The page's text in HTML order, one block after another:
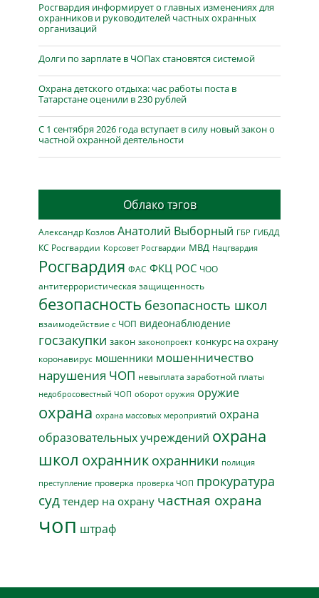
Росгвардия информирует о главных изменениях для
охранников и руководителей частных охранных
организаций
Долги по зарплате в ЧОПах становятся системой
Охрана детского отдыха: час работы поста в
Татарстане оценили в 230 рублей
С 1 сентября 2026 года вступает в силу новый закон о
частной охранной деятельности
Облако тэгов
Александр Козлов Анатолий Выборный ГБР ГИБДД
КС Росгвардии Корсовет Росгвардии МВД Нацгвардия
Росгвардия ФАС ФКЦ РОС ЧОО
антитеррористическая защищенность
безопасность безопасность школ
взаимодействие с ЧОП видеонаблюдение
госзакупки закон законопроект конкурс на охрану
коронавирус мошенники мошенничество
нарушения ЧОП невыплата заработной платы
недобросовестный ЧОП оборот оружия оружие
охрана охрана массовых мероприятий охрана
образовательных учреждений охрана
школ охранник охранники полиция
преступление проверка проверка ЧОП прокуратура
суд тендер на охрану частная охрана
чоп штраф